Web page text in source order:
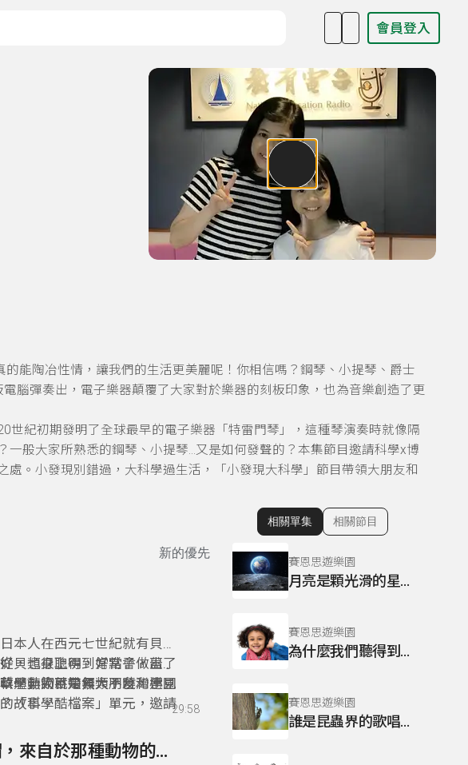
會員登入
能陶冶性情，讓我們的生活更美麗呢！你相信嗎？鋼琴、小提琴、爵士
腦彈奏出，電子樂器顛覆了大家對於樂器的刻板印象，也為音樂創造了更
世紀初期發明了全球最早的電子樂器「特雷門琴」，這種琴演奏時就像隔
般大家所熟悉的鋼琴、小提琴…又是如何發聲的？本集節目邀請科學x博
。小發現別錯過，大科學過生活，「小發現大科學」節目帶領大朋友和
新的優先
本人在西元七世紀就有貝類
貝類身上得到好點子，蓋了
體動物就是貝類？台灣常見
「科學酷檔案」單元，邀請
，也很聰明，常常會做出令
，無人不知無人不曉，連國
故事。
學」節目帶領大朋友和小朋
29:58
255- 為視障朋友指引方向的導盲帽，來自於那種動物的靈感？
顯示相關單集
相關單集 相關節目
賽恩思遊樂園
月亮是顆光滑的星球嗎？
賽恩思遊樂園
為什麼我們聽得到聲音?
賽恩思遊樂園
誰是昆蟲界的歌唱大王？